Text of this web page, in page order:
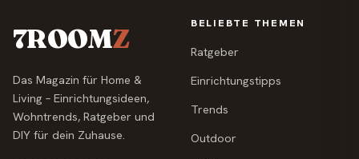
7ROOMZ
Das Magazin für Home &
Living – Einrichtungsideen,
Wohntrends, Ratgeber und
DIY für dein Zuhause.
BELIEBTE THEMEN
Ratgeber
Einrichtungstipps
Trends
Outdoor